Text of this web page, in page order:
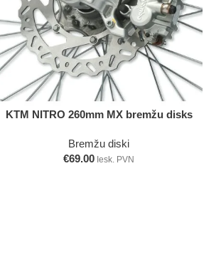
Izvēlieties
KTM NITRO 260mm MX bremžu disks
Bremžu diski
€69.00 Iesk. PVN